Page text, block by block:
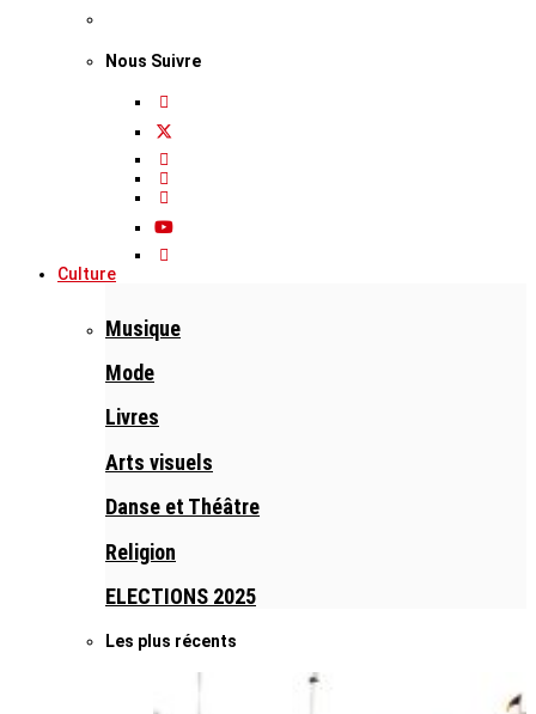
Nous Suivre
Culture
Musique
Mode
Livres
Arts visuels
Danse et Théâtre
Religion
ELECTIONS 2025
Les plus récents